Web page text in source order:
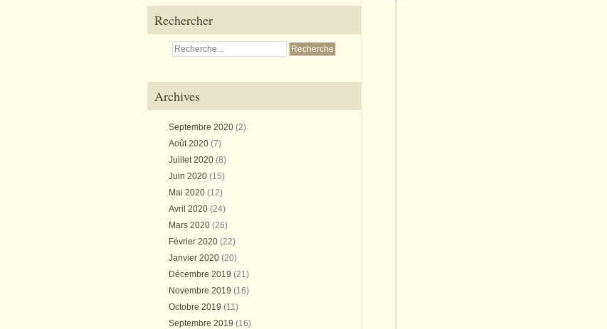
Rechercher
Archives
Septembre 2020 (2)
Août 2020 (7)
Juillet 2020 (8)
Juin 2020 (15)
Mai 2020 (12)
Avril 2020 (24)
Mars 2020 (26)
Février 2020 (22)
Janvier 2020 (20)
Décembre 2019 (21)
Novembre 2019 (16)
Octobre 2019 (11)
Septembre 2019 (16)